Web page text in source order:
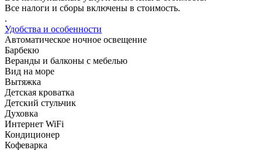
Все налоги и сборы включены в стоимость.
.
Удобства и особенности
Автоматическое ночное освещение
Барбекю
Веранды и балконы с мебелью
Вид на море
Вытяжка
Детская кроватка
Детский стульчик
Духовка
Интернет WiFi
Кондиционер
Кофеварка